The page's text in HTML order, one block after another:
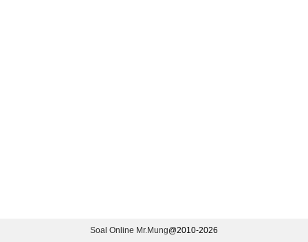
Soal Online Mr.Mung@2010-2026